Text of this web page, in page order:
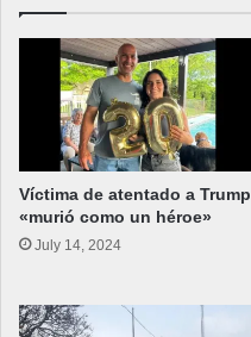
Víctima de atentado a Trump
«murió como un héroe»
July 14, 2024